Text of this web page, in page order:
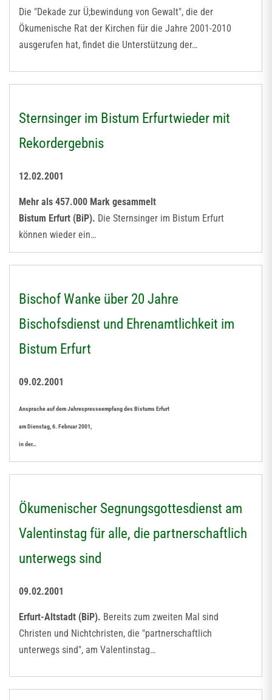
Die "Dekade zur Ü;bewindung von Gewalt", die der
Ökumenische Rat der Kirchen für die Jahre 2001-2010
ausgerufen hat, findet die Unterstützung der…
Sternsinger im Bistum Erfurtwieder mit
Rekordergebnis
12.02.2001
Mehr als 457.000 Mark gesammelt
Bistum Erfurt (BiP). Die Sternsinger im Bistum Erfurt
können wieder ein…
Bischof Wanke über 20 Jahre
Bischofsdienst und Ehrenamtlichkeit im
Bistum Erfurt
09.02.2001
Ansprache auf dem Jahrespresseempfang des Bistums Erfurt
am Dienstag, 6. Februar 2001,
in der…
Ökumenischer Segnungsgottesdienst am
Valentinstag für alle, die partnerschaftlich
unterwegs sind
09.02.2001
Erfurt-Altstadt (BiP). Bereits zum zweiten Mal sind
Christen und Nichtchristen, die "partnerschaftlich
unterwegs sind", am Valentinstag…